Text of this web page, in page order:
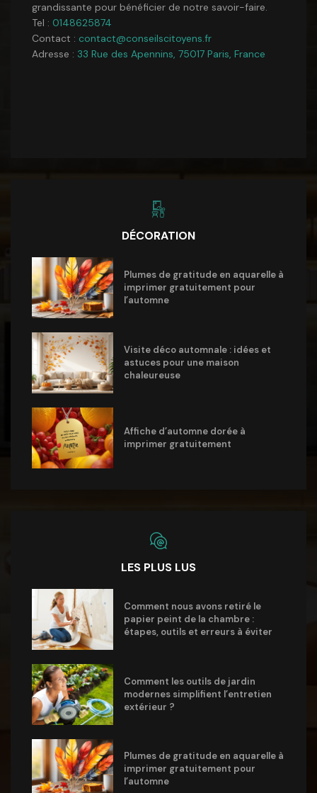
grandissante pour bénéficier de notre savoir-faire.
Tel : 0148625874
Contact : contact@conseilscitoyens.fr
Adresse : 33 Rue des Apennins, 75017 Paris, France
DÉCORATION
Plumes de gratitude en aquarelle à
imprimer gratuitement pour
l’automne
Visite déco automnale : idées et
astuces pour une maison
chaleureuse
Affiche d’automne dorée à
imprimer gratuitement
LES PLUS LUS
Comment nous avons retiré le
papier peint de la chambre :
étapes, outils et erreurs à éviter
Comment les outils de jardin
modernes simplifient l’entretien
extérieur ?
Plumes de gratitude en aquarelle à
imprimer gratuitement pour
l’automne